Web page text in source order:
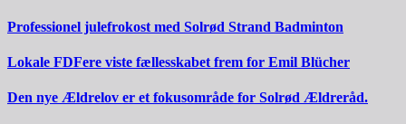
Professionel julefrokost med Solrød Strand Badminton
Lokale FDFere viste fællesskabet frem for Emil Blücher
Den nye Ældrelov er et fokusområde for Solrød Ældreråd.